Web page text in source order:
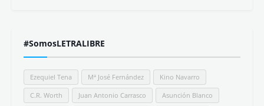
#SomosLETRALIBRE
Ezequiel Tena Mª José Fernández Kino Navarro
C.R. Worth Juan Antonio Carrasco Asunción Blanco